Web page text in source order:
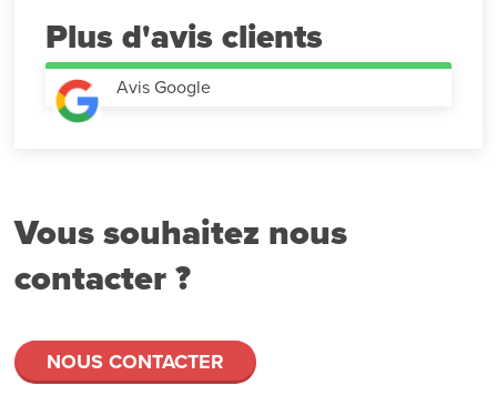
Plus d'avis
Avis Google
Vous souhaitez nous
contacter ?
NOUS CONTACTER